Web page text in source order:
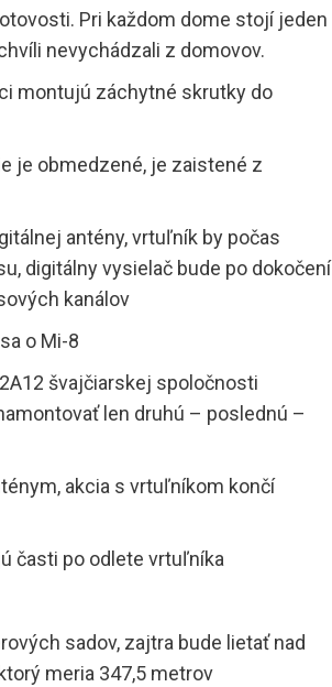
Pri každom dome stojí jeden
nevychádzali z domovov.
montujú záchytné skrutky do
je obmedzené, je zaistené z
antény, vrtuľník by počas
digitálny vysielač bude po dokočení
kanálov
o Mi-8
švajčiarskej spoločnosti
len druhú – poslednú –
akcia s vrtuľníkom končí
časti po odlete vrtuľníka
sadov, zajtra bude lietať nad
meria 347,5 metrov